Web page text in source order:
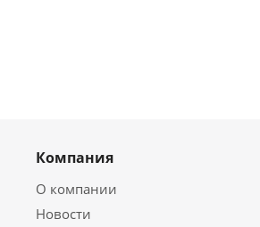
Компания
О компании
Новости